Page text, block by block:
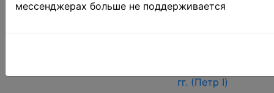
Россия до
гг. (Петр I)
мессенджерах больше не поддерживается